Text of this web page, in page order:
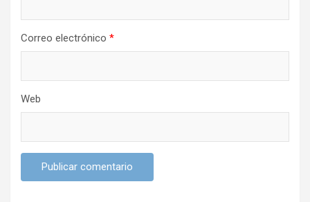
Correo electrónico *
Web